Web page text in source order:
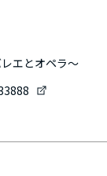
エとオペラ～